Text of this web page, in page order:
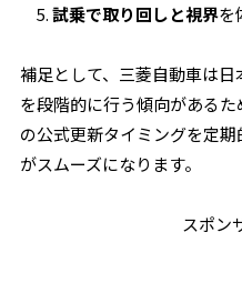
試乗で取り回しと視界を
補足として、三菱自動車は
を段階的に行う傾向があるた
の公式更新タイミングを定
がスムーズになります。
スポン